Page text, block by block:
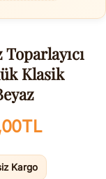
Klasik
TLŞu
Kargo